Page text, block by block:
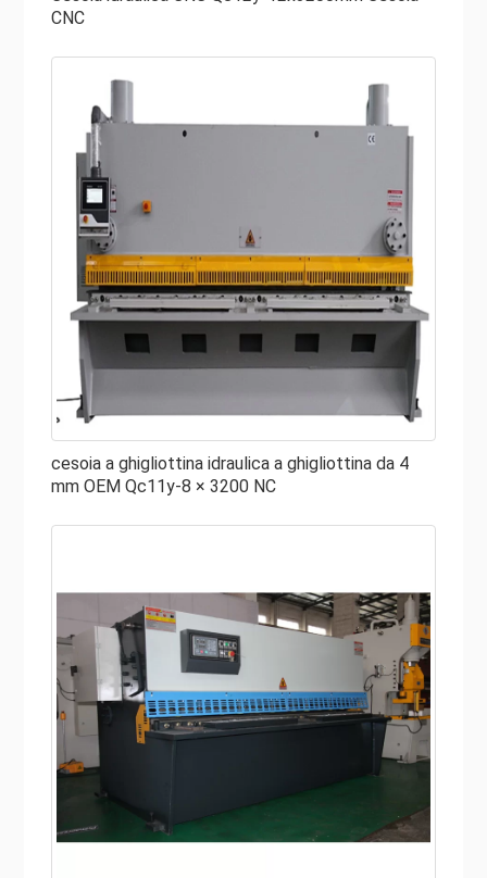
CNC
cesoia a ghigliottina idraulica a ghigliottina da 4
mm OEM Qc11y-8 × 3200 NC